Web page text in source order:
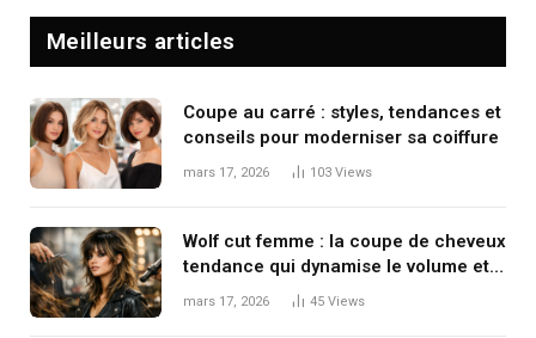
Meilleurs articles
Coupe au carré : styles, tendances et
conseils pour moderniser sa coiffure
mars 17, 2026 103 Views
Wolf cut femme : la coupe de cheveux
tendance qui dynamise le volume et
le mouvement
mars 17, 2026 45 Views